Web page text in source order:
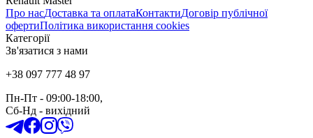
Про насДоставка та оплатаКонтактиДоговір публічної
офертиПолітика використання cookies
Категорії
Зв'язатися з нами
+38 097 777 48 97
Пн-Пт - 09:00-18:00,
Сб-Нд - вихідний